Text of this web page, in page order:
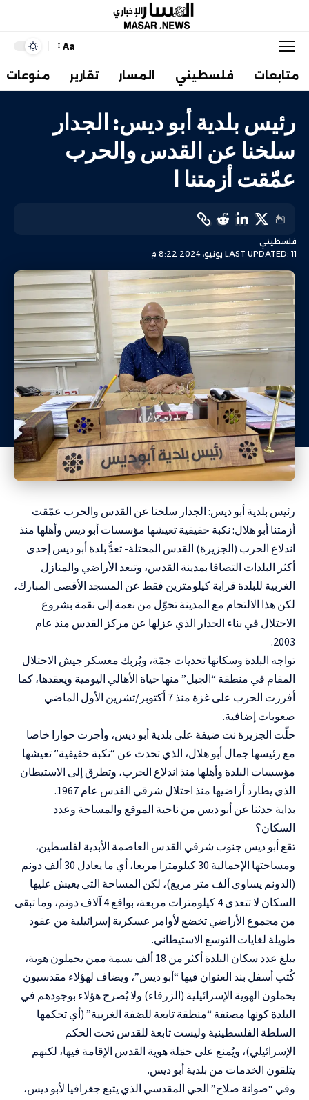
Aa
متابعات فلسطيني المسار تقارير منوعات
رئيس بلدية أبو ديس: الجدار
سلخنا عن القدس والحرب
عمّقت أزمتنا ا
LAST UPDATED: 11 يونيو، 2024 8:22 م
فلسطيني
رئيس بلدية أبو ديس: الجدار سلخنا عن القدس والحرب عمّقت
أزمتنا أبو هلال: نكبة حقيقية تعيشها مؤسسات أبو ديس وأهلها منذ
اندلاع الحرب (الجزيرة) القدس المحتلة- تعدُّ بلدة أبو ديس إحدى
أكثر البلدات التصاقا بمدينة القدس، وتبعد الأراضي والمنازل
الغربية للبلدة قرابة كيلومترين فقط عن المسجد الأقصى المبارك،
لكن هذا الالتحام مع المدينة تحوّل من نعمة إلى نقمة بشروع
الاحتلال في بناء الجدار الذي عزلها عن مركز القدس منذ عام
2003.
تواجه البلدة وسكانها تحديات جمّة، ويُربك معسكر جيش الاحتلال
المقام في منطقة “الجبل” منها حياة الأهالي اليومية ويعقدها، كما
أفرزت الحرب على غزة منذ 7 أكتوبر/تشرين الأول الماضي
صعوبات إضافية.
حلّت الجزيرة نت ضيفة على بلدية أبو ديس، وأجرت حوارا خاصا
مع رئيسها جمال أبو هلال، الذي تحدث عن “نكبة حقيقية” تعيشها
مؤسسات البلدة وأهلها منذ اندلاع الحرب، وتطرق إلى الاستيطان
الذي يطارد أراضيها منذ احتلال شرقي القدس عام 1967.
بداية حدثنا عن أبو ديس من ناحية الموقع والمساحة وعدد
السكان؟
تقع أبو ديس جنوب شرقي القدس العاصمة الأبدية لفلسطين،
ومساحتها الإجمالية 30 كيلومترا مربعا، أي ما يعادل 30 ألف دونم
(الدونم يساوي ألف متر مربع)، لكن المساحة التي يعيش عليها
السكان لا تتعدى 4 كيلومترات مربعة، بواقع 4 آلاف دونم، وما تبقى
من مجموع الأراضي تخضع لأوامر عسكرية إسرائيلية من عقود
طويلة لغايات التوسع الاستيطاني.
يبلغ عدد سكان البلدة أكثر من 18 ألف نسمة ممن يحملون هوية،
كُتب أسفل بند العنوان فيها “أبو ديس”، ويضاف لهؤلاء مقدسيون
يحملون الهوية الإسرائيلية (الزرقاء) ولا يُصرح هؤلاء بوجودهم في
البلدة كونها مصنفة “منطقة تابعة للضفة الغربية” (أي تحكمها
السلطة الفلسطينية وليست تابعة للقدس تحت الحكم
الإسرائيلي)، ويُمنع على حمَلة هوية القدس الإقامة فيها، لكنهم
يتلقون الخدمات من بلدية أبو ديس.
وفي “صوانة صلاح” الحي المقدسي الذي يتبع جغرافيا لأبو ديس،